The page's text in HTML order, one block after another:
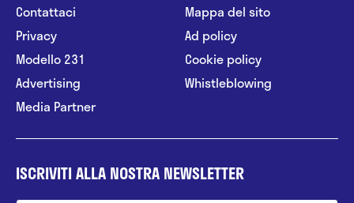
Contattaci
Privacy
Modello 231
Advertising
Media Partner
Mappa del sito
Ad policy
Cookie policy
Whistleblowing
ISCRIVITI ALLA NOSTRA NEWSLETTER